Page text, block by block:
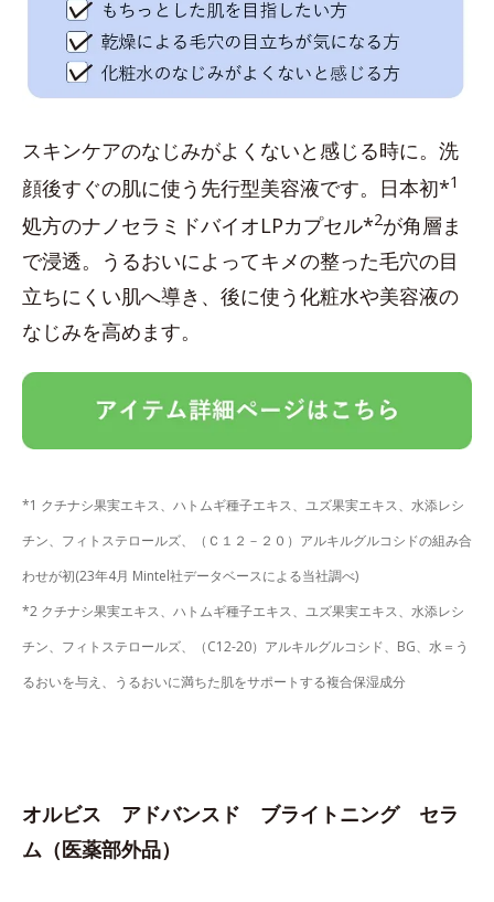
スキンケアのなじみがよくないと感じる時に。洗
顔後すぐの肌に使う先行型美容液です。日本初*1
処方のナノセラミドバイオLPカプセル*2が角層ま
で浸透。うるおいによってキメの整った毛穴の目
立ちにくい肌へ導き、後に使う化粧水や美容液の
なじみを高めます。
*1 クチナシ果実エキス、ハトムギ種子エキス、ユズ果実エキス、水添レシ
チン、フィトステロールズ、（Ｃ１２－２０）アルキルグルコシドの組み合
わせが初(23年4月 Mintel社データベースによる当社調べ)
*2 クチナシ果実エキス、ハトムギ種子エキス、ユズ果実エキス、水添レシ
チン、フィトステロールズ、（C12-20）アルキルグルコシド、BG、水＝う
るおいを与え、うるおいに満ちた肌をサポートする複合保湿成分
オルビス アドバンスド ブライトニング セラ
ム（医薬部外品）